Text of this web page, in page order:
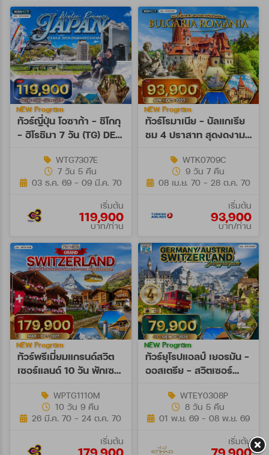
ทัวร์ญี่ปุ่น โอซาก้า - ชิโกกุ
- ฮิโรชิมา 7 วัน (TG) DEC
NEW Program
WTG7307E
7 วัน 5 คืน
03 ธ.ค. 69 - 09 มี.ค. 70
เริ่มต้น
119,900
บาท/ท่าน
ทัวร์โรมาเนีย - บัลแกเรีย
ชม 4 ปราสาท สุดงดงาม
NEW Program
WTK0709C
9 วัน 7 คืน
08 เม.ย. 70 - 28 ต.ค. 70
เริ่มต้น
93,900
บาท/ท่าน
ทัวร์พรีเมี่ยมแกรนด์สวิต
เซอร์แลนด์ 10 วัน พักเซ
NEW Program
WPTG1110M
10 วัน 9 คืน
26 มี.ค. 70 - 24 ต.ค. 70
เริ่มต้น
ทัวร์ยุโรปแอลป์ เยอรมัน -
ออสเตรีย - สวิตเซอร์
NOV 26
NEW Program
WTEY0308P
8 วัน 5 คืน
01 พ.ย. 69 - 08 พ.ย. 69
เริ่มต้น